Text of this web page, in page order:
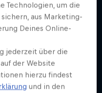
Technologien, um die
aus Marketing-
Deines Online-
jederzeit über die
der Website
hierzu findest
und in den